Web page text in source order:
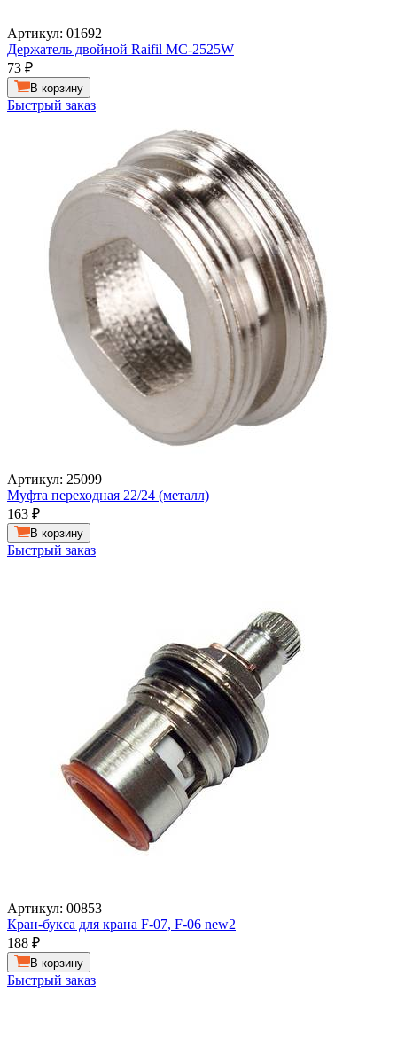
Артикул: 01692
Держатель двойной Raifil MC-2525W
73 ₽
В корзину
Быстрый заказ
Артикул: 25099
Муфта переходная 22/24 (металл)
163 ₽
В корзину
Быстрый заказ
Артикул: 00853
Кран-букса для крана F-07, F-06 new2
188 ₽
В корзину
Быстрый заказ